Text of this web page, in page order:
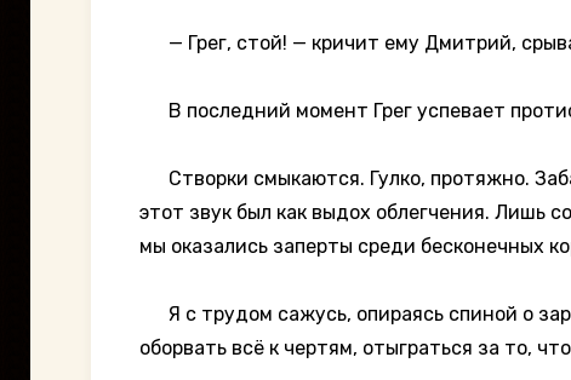
— Грег, стой! — кричит ему Дмитрий,
В последний момент Грег успевает
Створки смыкаются. Гулко, протяжно.
этот звук был как выдох облегчения. Лишь
мы оказались заперты среди бесконечных
Я с трудом сажусь, опираясь спиной о
оборвать всё к чертям, отыграться за то,